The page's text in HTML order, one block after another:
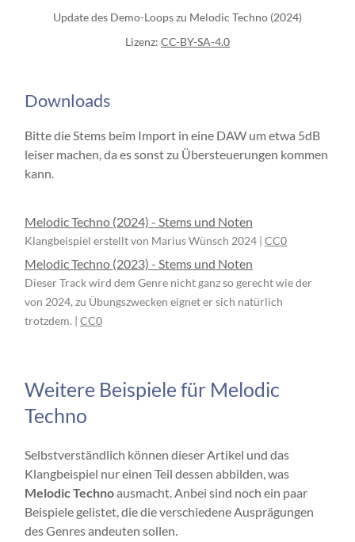
Update des Demo-Loops zu Melodic Techno (2024)
Lizenz: CC-BY-SA-4.0
Downloads
Bitte die Stems beim Import in eine DAW um etwa 5dB
leiser machen, da es sonst zu Übersteuerungen kommen
kann.
Melodic Techno (2024) - Stems und Noten
Klangbeispiel erstellt von Marius Wünsch 2024 | CC0
Melodic Techno (2023) - Stems und Noten
Dieser Track wird dem Genre nicht ganz so gerecht wie der
von 2024, zu Übungszwecken eignet er sich natürlich
trotzdem. | CC0
Weitere Beispiele für Melodic
Techno
Selbstverständlich können dieser Artikel und das
Klangbeispiel nur einen Teil dessen abbilden, was
Melodic Technoausmacht. Anbei sind noch ein paar
Beispiele gelistet, die die verschiedene Ausprägungen
des Genres andeuten sollen.